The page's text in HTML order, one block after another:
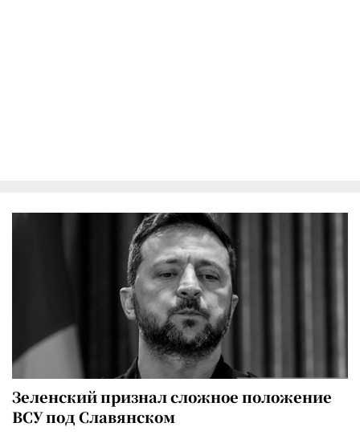
Зеленский признал сложное положение
ВСУ под Славянском